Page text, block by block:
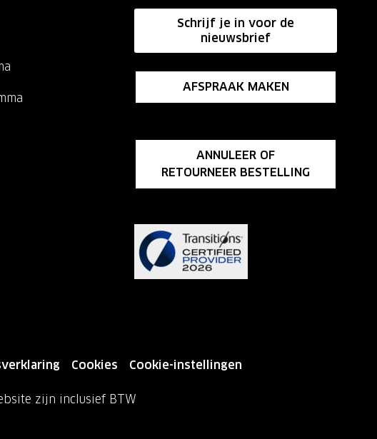
Schrijf je in voor de
nieuwsbrief
AFSPRAAK MAKEN
ANNULEER OF
RETOURNEER BESTELLING
Cookies Cookie-instellingen
zijn inclusief BTW